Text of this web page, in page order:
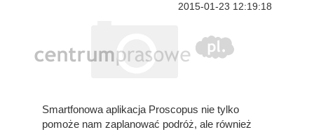
2015-01-23 12:19:18
Smartfonowa aplikacja Proscopus nie tylko
pomoże nam zaplanować podróż, ale również